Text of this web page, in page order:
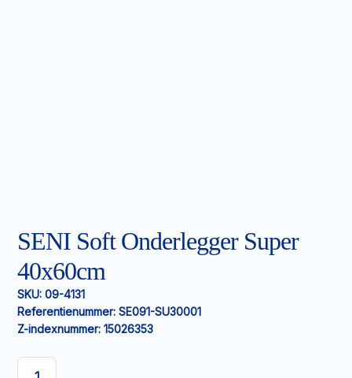
SENI Soft Onderlegger Super
40x60cm
SKU: 09-4131
Referentienummer: SE091-SU30001
Z-indexnummer: 15026353